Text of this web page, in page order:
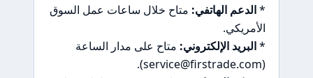
*الدعم الهاتفي: متاح خلال ساعات عمل السوق
الأمريكي.
*البريد الإلكتروني: متاح على مدار الساعة
(service@firstrade.com).